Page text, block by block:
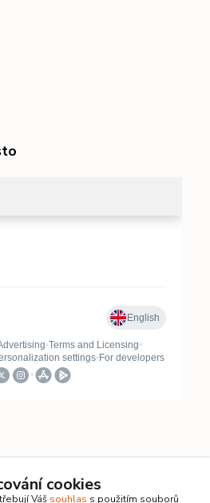
cookies
Váš souhlas s použitím souborů